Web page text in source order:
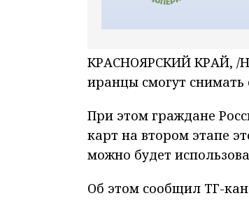
КРАСНОЯРСКИЙ КРАЙ, /
иранцы смогут снимать
При этом граждане
карт на втором этапе
можно будет
Об этом сообщил ТГ-